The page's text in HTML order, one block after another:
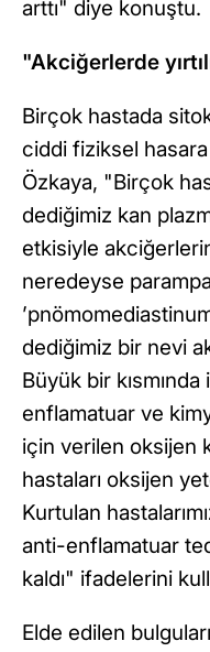
arttı" diye konuştu.
"Akciğerlerde
Birçok hastada
ciddi fiziksel hasara
Özkaya, "Birçok
dediğimiz kan
etkisiyle
neredeyse
dediğimiz bir nevi
Büyük bir
enflamatuar ve
için verilen oksijen
hastaları oksijen
Kurtulan
anti-enflamatuar
kaldı" ifadelerini
Elde edilen